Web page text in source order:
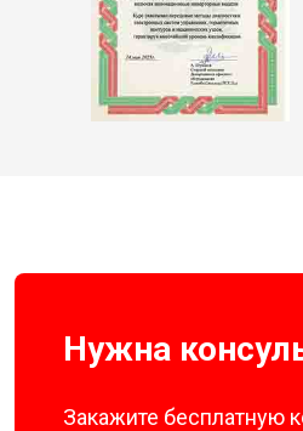
Нужна
Закажите бесплатную